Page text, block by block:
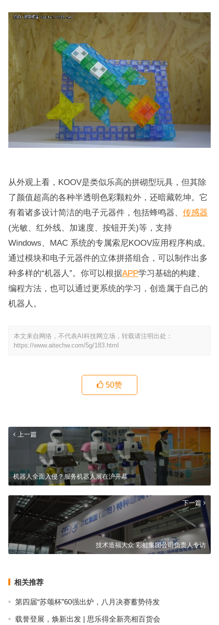
从外观上看，KOOV是类似乐高的拼砌型玩具，但其除
了颜值超高的各种半透明色彩颗粒外，还暗藏乾坤。它
有着诸多设计简洁的电子元器件，包括蜂鸣器、 传感器
(光敏、红外线、加速度、按钮开关)等，支持
Windows、MAC 系统的专属索尼KOOV应用程序构成。
通过模块和电子元器件的立体拼搭组合，可以制作出多
种多样的“机器人”。你可以根据APP学习基础的构建、
编程方法，也可以通过更系统的学习，创造属于自己的
机器人。
本文来自网络，不代表AI科技网立场，转载请注明出处：
https://www.aitechw.com/5g/183.html
50赞
上一篇
机器人全面入侵？服务机器人展在沪开幕
下一篇
技术造福大众 彩虹集团公司负责人专访
相关推荐
第四届“苏颂杯”60强出炉，八月决赛蓄势待发
载誉登展，焕新出发 | 思乐得全新亮相百货会